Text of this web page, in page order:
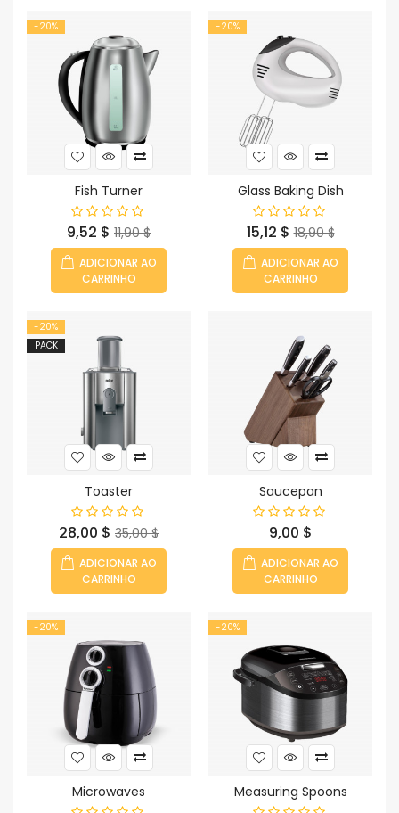
-20%
Fish Turner
Preço
9,52 $ Preço
normal
11,90 $
ADICIONAR AO
CARRINHO
-20%
Glass Baking Dish
Preço
15,12 $ Preço
normal
18,90 $
ADICIONAR AO
CARRINHO
-20%
PACK
Toaster
Preço
28,00 $ Preço
normal
35,00 $
ADICIONAR AO
CARRINHO
Saucepan
Preço
9,00 $
ADICIONAR AO
CARRINHO
-20%
Microwaves
-20%
Measuring Spoons